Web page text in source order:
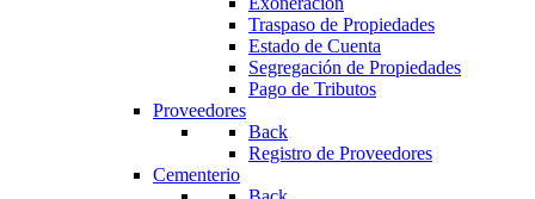
Traspaso de Propiedades
Estado de Cuenta
Segregación de Propiedades
Pago de Tributos
Proveedores
Back
Registro de Proveedores
Cementerio